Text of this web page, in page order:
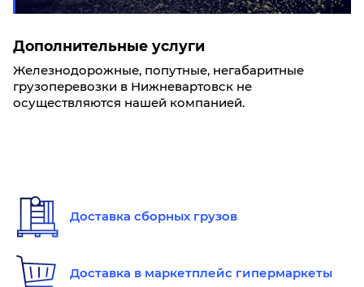
Дополнительные услуги
Железнодорожные, попутные, негабаритные
грузоперевозки в Нижневартовск не
осуществляются нашей компанией.
Доставка сборных грузов
Доставка в маркетплейс гипермаркеты